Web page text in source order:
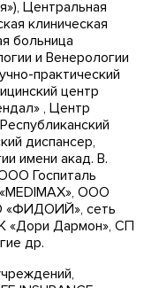
Центральная
клиническая
больница
и Венерологии
практический
центр
, Центр
диспансер,
имени акад. В.
Госпиталь
ООО
«ФИДОИЙ», сеть
«Дори Дармон», СП
др.